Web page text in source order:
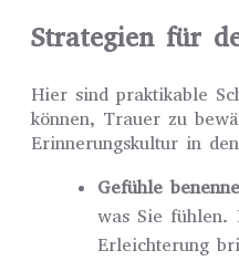
Strategien für
Hier sind praktikable
können, Trauer zu
Erinnerungskultur in
Gefühle
was Sie fühlen.
Erleichterung